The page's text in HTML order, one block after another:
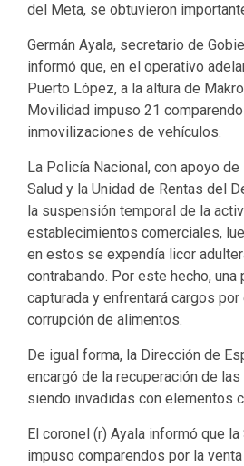
del Meta, se obtuvieron
Germán Ayala, secretario de
informó que, en el operativo
Puerto López, a la altura de
Movilidad impuso 21
inmovilizaciones de vehículos.
La Policía Nacional, con apoyo
Salud y la Unidad de Rentas del
la suspensión temporal de la
establecimientos comerciales,
en estos se expendía licor
contrabando. Por este hecho, una
capturada y enfrentará cargos
corrupción de alimentos.
De igual forma, la Dirección de
encargó de la recuperación de
siendo invadidas con elementos
El coronel (r) Ayala informó que
impuso comparendos por la